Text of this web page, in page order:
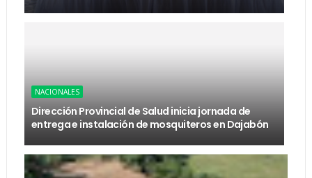
NACIONALES
Dirección Provincial de Salud inicia jornada de
entrega e instalación de mosquiteros en Dajabón